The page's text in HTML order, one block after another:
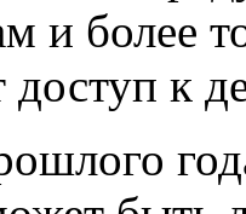
и более
доступ к